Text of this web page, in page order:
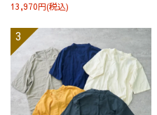
13,970円(税込)